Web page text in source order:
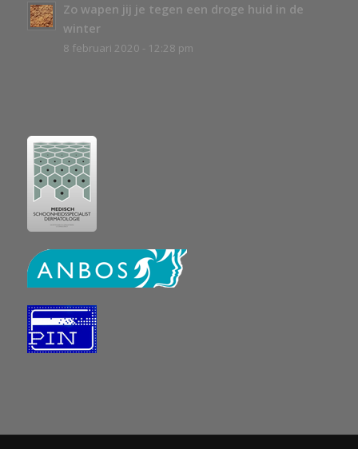
Zo wapen jij je tegen een droge huid in de
winter
8 februari 2020 - 12:28 pm